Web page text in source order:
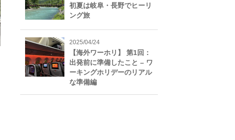
初夏は岐阜・長野でヒーリ
ング旅
2025/04/24
【海外ワーホリ】 第1回：
出発前に準備したこと – ワ
ーキングホリデーのリアル
な準備編